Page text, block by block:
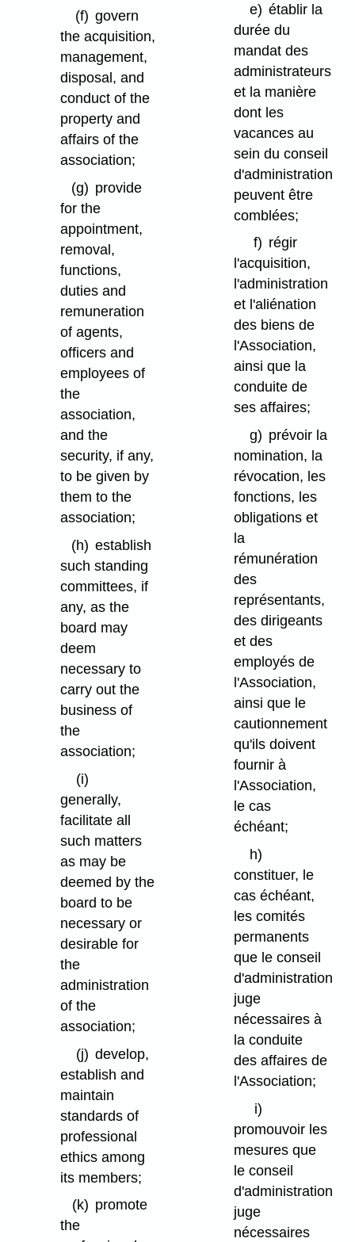
(f) govern
the acquisition,
management,
disposal, and
conduct of the
property and
affairs of the
association;
(g) provide
for the
appointment,
removal,
functions,
duties and
remuneration
of agents,
officers and
employees of
the
association,
and the
security, if any,
to be given by
them to the
association;
(h) establish
such standing
committees, if
any, as the
board may
deem
necessary to
carry out the
business of
the
association;
(i)
generally,
facilitate all
such matters
as may be
deemed by the
board to be
necessary or
desirable for
the
administration
of the
association;
(j) develop,
establish and
maintain
standards of
professional
ethics among
its members;
(k) promote
the
e) établir la
durée du
mandat des
administrateurs
et la manière
dont les
vacances au
sein du conseil
d'administration
peuvent être
comblées;
f) régir
l'acquisition,
l'administration
et l'aliénation
des biens de
l'Association,
ainsi que la
conduite de
ses affaires;
g) prévoir la
nomination, la
révocation, les
fonctions, les
obligations et
la
rémunération
des
représentants,
des dirigeants
et des
employés de
l'Association,
ainsi que le
cautionnement
qu'ils doivent
fournir à
l'Association,
le cas
échéant;
h)
constituer, le
cas échéant,
les comités
permanents
que le conseil
d'administration
juge
nécessaires à
la conduite
des affaires de
l'Association;
i)
promouvoir les
mesures que
le conseil
d'administration
juge
nécessaires